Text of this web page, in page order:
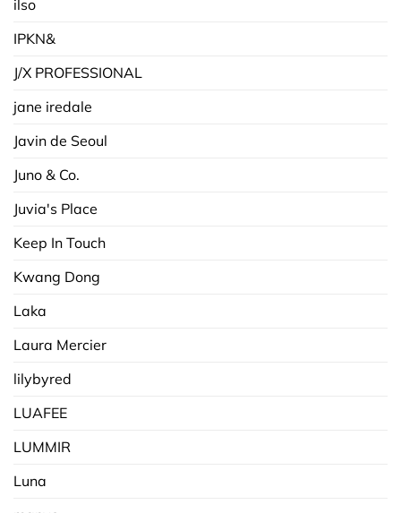
ilso
IPKN&
J/X PROFESSIONAL
jane iredale
Javin de Seoul
Juno & Co.
Juvia's Place
Keep In Touch
Kwang Dong
Laka
Laura Mercier
lilybyred
LUAFEE
LUMMIR
Luna